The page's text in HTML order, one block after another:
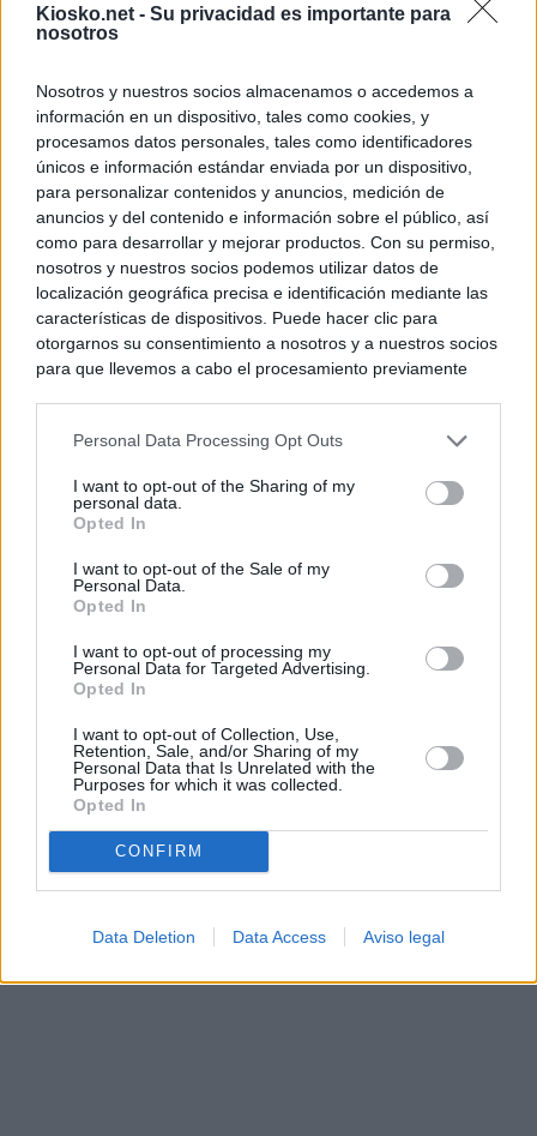
Kiosko.net - Su privacidad es importante para
nosotros
Nosotros y nuestros socios almacenamos o accedemos a
información en un dispositivo, tales como cookies, y
procesamos datos personales, tales como identificadores
únicos e información estándar enviada por un dispositivo,
para personalizar contenidos y anuncios, medición de
anuncios y del contenido e información sobre el público, así
como para desarrollar y mejorar productos. Con su permiso,
nosotros y nuestros socios podemos utilizar datos de
localización geográfica precisa e identificación mediante las
características de dispositivos. Puede hacer clic para
otorgarnos su consentimiento a nosotros y a nuestros socios
para que llevemos a cabo el procesamiento previamente
negar su consentimiento. Tenga en cuenta que algún
de su consentimiento, pero usted tiene el derecho de
rechazar tal procesamiento. Sus preferencias se aplicarán
cualquier momento entrando de nuevo en este sitio web o
visitando nuestra política de privacidad.
Personal Data Processing Opt Outs
I want to opt-out of the Sharing of my
personal data.
Opted In
I want to opt-out of the Sale of my
Personal Data.
Opted In
I want to opt-out of processing my
Personal Data for Targeted Advertising.
Opted In
I want to opt-out of Collection, Use,
Retention, Sale, and/or Sharing of my
Personal Data that Is Unrelated with the
Purposes for which it was collected.
Opted In
CONFIRM
Data Deletion Data Access Aviso legal